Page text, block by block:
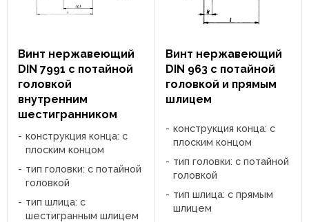
Винт нержавеющий
DIN 7991 с потайной
головкой
внутренним
шестигранником
конструкция конца: с
плоским концом
тип головки: с потайной
головкой
тип шлица: с
шестигранным шлицем
Винт нержавеющий
DIN 963 с потайной
головкой и прямым
шлицем
конструкция конца: с
плоским концом
тип головки: с потайной
головкой
тип шлица: с прямым
шлицем